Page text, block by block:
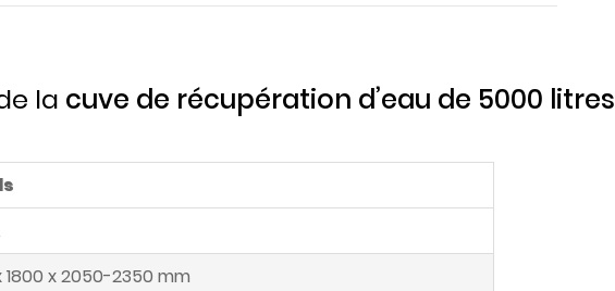
la cuve de récupération d’eau de 5000 litres
1800 x 2050-2350 mm